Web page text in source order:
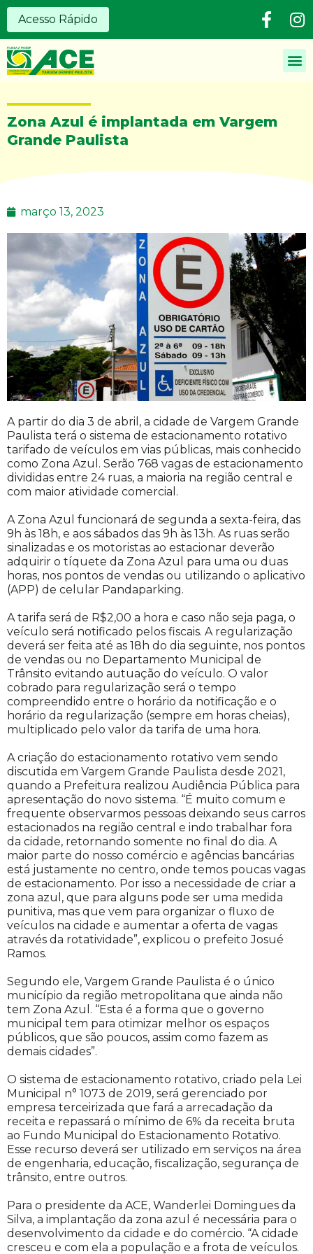
Acesso Rápido
Zona Azul é implantada em Vargem
Grande Paulista
março 13, 2023
A partir do dia 3 de abril, a cidade de Vargem Grande
Paulista terá o sistema de estacionamento rotativo
tarifado de veículos em vias públicas, mais conhecido
como Zona Azul. Serão 768 vagas de estacionamento
divididas entre 24 ruas, a maioria na região central e
com maior atividade comercial.
A Zona Azul funcionará de segunda a sexta-feira, das
9h às 18h, e aos sábados das 9h às 13h. As ruas serão
sinalizadas e os motoristas ao estacionar deverão
adquirir o tíquete da Zona Azul para uma ou duas
horas, nos pontos de vendas ou utilizando o aplicativo
(APP) de celular Pandaparking.
A tarifa será de R$2,00 a hora e caso não seja paga, o
veículo será notificado pelos fiscais. A regularização
deverá ser feita até as 18h do dia seguinte, nos pontos
de vendas ou no Departamento Municipal de
Trânsito evitando autuação do veículo. O valor
cobrado para regularização será o tempo
compreendido entre o horário da notificação e o
horário da regularização (sempre em horas cheias),
multiplicado pelo valor da tarifa de uma hora.
A criação do estacionamento rotativo vem sendo
discutida em Vargem Grande Paulista desde 2021,
quando a Prefeitura realizou Audiência Pública para
apresentação do novo sistema. “É muito comum e
frequente observarmos pessoas deixando seus carros
estacionados na região central e indo trabalhar fora
da cidade, retornando somente no final do dia. A
maior parte do nosso comércio e agências bancárias
está justamente no centro, onde temos poucas vagas
de estacionamento. Por isso a necessidade de criar a
zona azul, que para alguns pode ser uma medida
punitiva, mas que vem para organizar o fluxo de
veículos na cidade e aumentar a oferta de vagas
através da rotatividade”, explicou o prefeito Josué
Ramos.
Segundo ele, Vargem Grande Paulista é o único
município da região metropolitana que ainda não
tem Zona Azul. “Esta é a forma que o governo
municipal tem para otimizar melhor os espaços
públicos, que são poucos, assim como fazem as
demais cidades”.
O sistema de estacionamento rotativo, criado pela Lei
Municipal n° 1073 de 2019, será gerenciado por
empresa terceirizada que fará a arrecadação da
receita e repassará o mínimo de 6% da receita bruta
ao Fundo Municipal do Estacionamento Rotativo.
Esse recurso deverá ser utilizado em serviços na área
de engenharia, educação, fiscalização, segurança de
trânsito, entre outros.
Para o presidente da ACE, Wanderlei Domingues da
Silva, a implantação da zona azul é necessária para o
desenvolvimento da cidade e do comércio. “A cidade
cresceu e com ela a população e a frota de veículos.